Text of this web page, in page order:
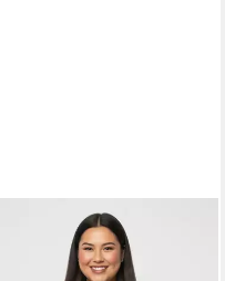
Klassische Bluse
Longbluse 3/4-Arm